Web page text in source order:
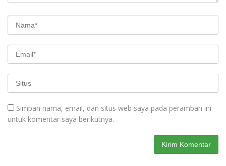
Simpan nama, email, dan situs web saya pada peramban ini
untuk komentar saya berikutnya.